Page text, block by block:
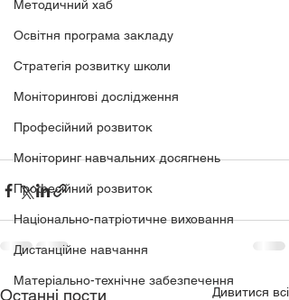
Методичний хаб
Освітня програма закладу
Стратегія розвитку школи
Моніторингові дослідження
Професійний розвиток
Моніторинг навчальних досягнень
Професійний розвиток
Національно-патріотичне виховання
Дистанційне навчання
Матеріально-технічне забезпечення
Останні пости Дивитися всі